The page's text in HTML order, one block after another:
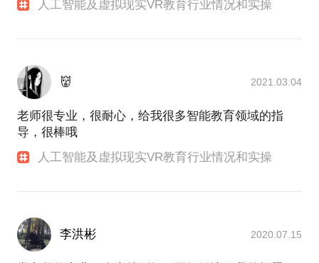
人工智能及虚拟现实VR教育行业情况和实操
👹 2021.03.04
老师很专业，很耐心，给我很多智能教育领域的指
导，很棒哦
人工智能及虚拟现实VR教育行业情况和实操
李洪彬 2020.07.15